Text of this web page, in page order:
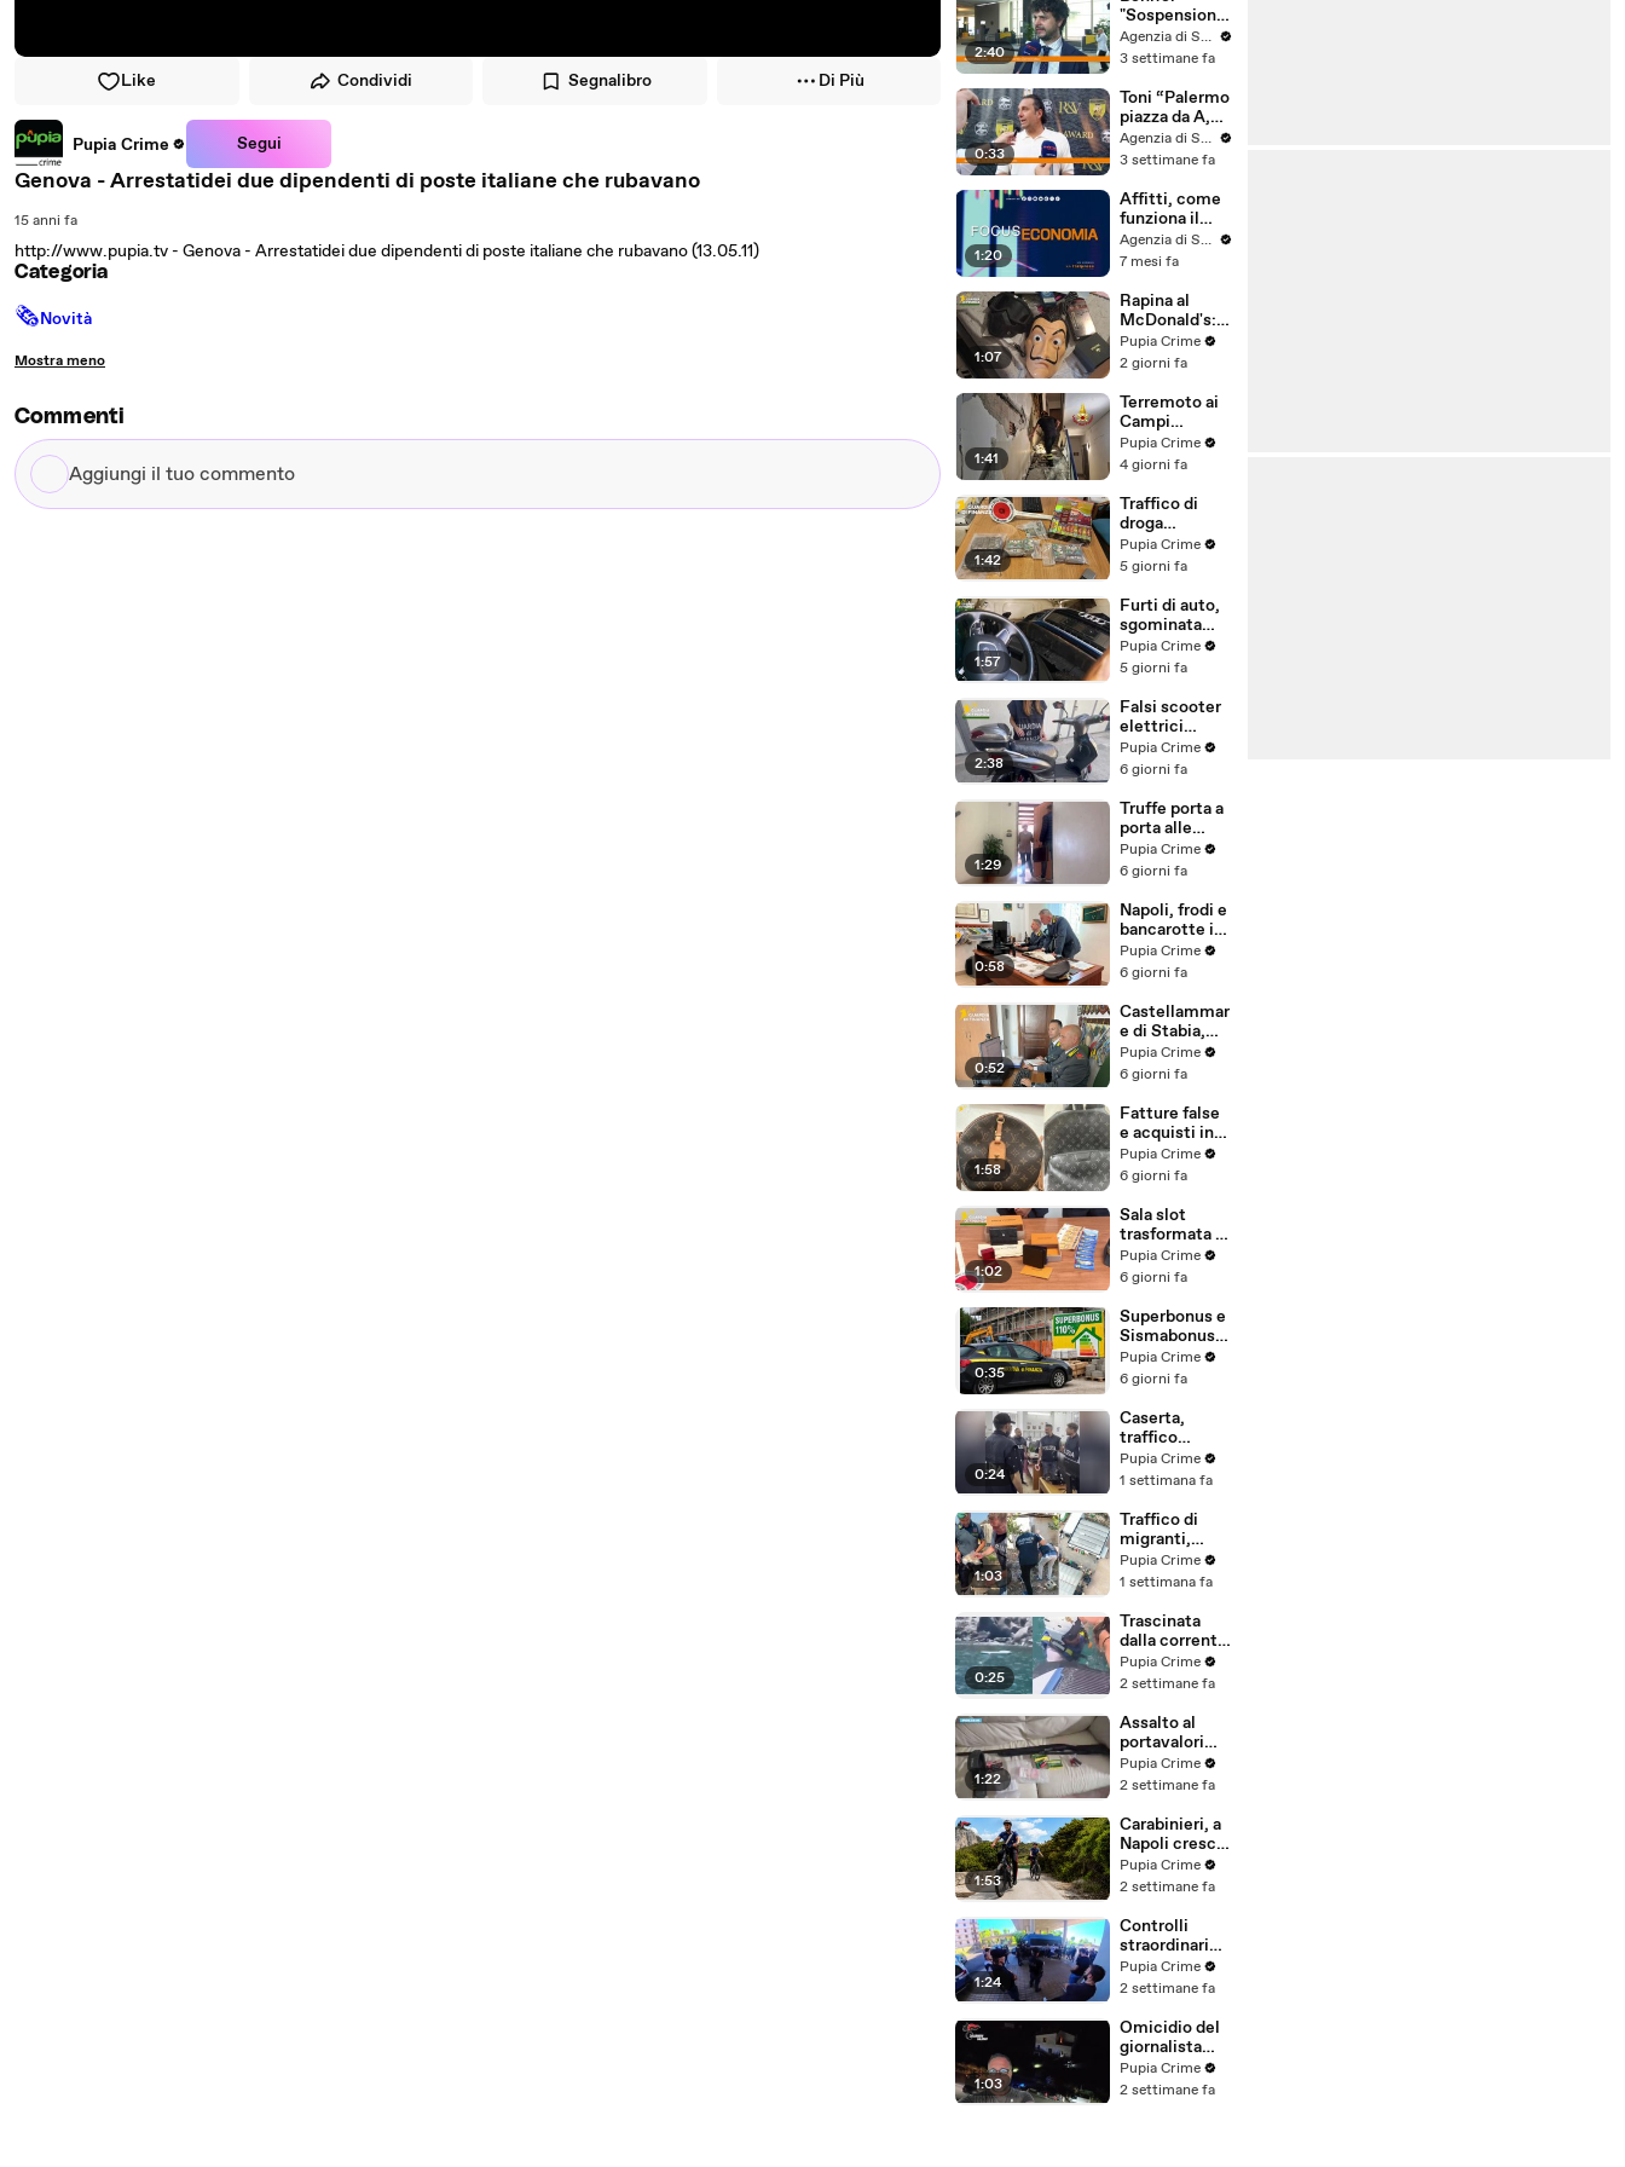
Like Condividi Segnalibro Di Più
Pupia Crime Segui
Genova - Arrestatidei due dipendenti di poste italiane che rubavano
15 anni fa
http://www.pupia.tv - Genova - Arrestatidei due dipendenti di poste italiane che rubavano (13.05.11)
Categoria
🗞Novità
Mostra meno
Commenti
Aggiungi
il
2:40
"Sospensione
accordo Ue-
Israele
commerciale,
voto a
maggioranza"
Agenzia di Stampa ITALPRESS
3 settimane fa
0:33
Toni “Palermo
piazza da A,
può essere
l'anno buono”
Agenzia di Stampa ITALPRESS
3 settimane fa
1:20
Affitti, come
funziona il
canone
concordato
Agenzia di Stampa ITALPRESS
7 mesi fa
1:07
Rapina al
McDonald's:
cinque arresti,
due indagati
spaccio di
droga
(03.08.26)
Pupia Crime
2 giorni fa
1:41
Terremoto ai
Campi
Flegrei: 250
sfollati e 21
residenti
chiedono
certezze sul
futuro
(01.08.26)
Pupia Crime
4 giorni fa
1:42
Traffico di
droga
"ispirato" da
serie tv e trap:
(31.07.26)
Pupia Crime
5 giorni fa
1:57
Furti di auto,
sgominata
banda
specializzata:
(31.07.26)
Pupia Crime
5 giorni fa
2:38
Falsi scooter
elettrici
venduti come
e-bike:
5 milioni
(30.07.26)
Pupia Crime
6 giorni fa
1:29
Truffe porta a
porta alle
anziane: in 6 a
processo,
vittime in
tutta Italia
(30.07.26)
Pupia Crime
6 giorni fa
0:58
Napoli, frodi e
bancarotte in
commercio
vini:
7,8 milioni
(30.07.26)
Pupia Crime
6 giorni fa
0:52
Castellammar
e di Stabia,
evasione
fiscale:
beni per 1,6
milioni ad un
consorzio
navale
(29.07.26)
Pupia Crime
6 giorni fa
1:58
Fatture false
e acquisti in
nero, blitz
contro rete di
cinesi
sequestri per
8,5 milioni
(29.07.26)
Pupia Crime
6 giorni fa
1:02
Sala slot
trasformata in
"bancomat":
sequestrati
220mila euro
a due coniugi
(29.07.26)
Pupia Crime
6 giorni fa
0:35
Superbonus e
Sismabonus,
sequestrati
beni per 1,4
scoperto
sistema con
false
abitazioni
(29.07.26)
Pupia Crime
6 giorni fa
0:24
Caserta,
traffico
internazionale
di cocaina:
latitante
nigeriano
ricercato dal
2019
(28.07.26)
Pupia Crime
1 settimana fa
1:03
Traffico di
migranti,
smantellata
rete tra
altre 9
province: 18
arresti
(27.07.26)
Pupia Crime
1 settimana fa
0:25
Trascinata
dalla corrente
per 3
chilometri su
materassino:
salvata dalla
Polizia
(25.07.26)
Pupia Crime
2 settimane fa
1:22
Assalto al
portavalori
con 30 chili
d'oro sventato
arresti
(25.07.26)
Pupia Crime
2 settimane fa
1:53
Carabinieri, a
Napoli cresce
la "flotta
green": nuove
elettriche e
mezzi
sostenibili
anche sulle
isole
(25.07.26)
Pupia Crime
2 settimane fa
1:24
Controlli
straordinari
della Polizia a
Milano e
arresti, 29
denunce e
oltre 7mila
persone
identificate
Pupia Crime
2 settimane fa
1:03
Omicidio del
giornalista
Luca
Esposito:
Pupia Crime
2 settimane fa